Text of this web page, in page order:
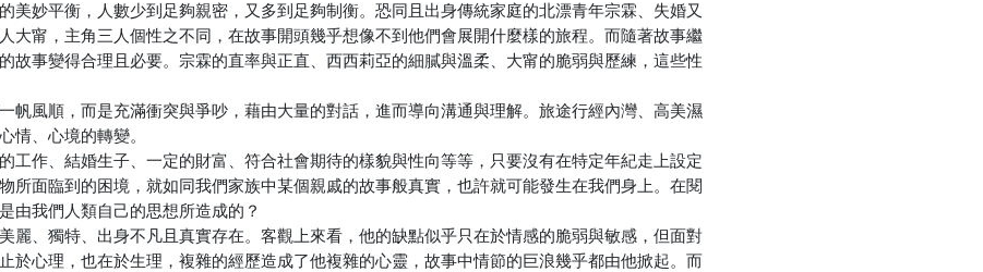
妙平衡，人數少到足夠親密，又多到足夠制衡。恐同且出身傳統家庭的北漂青年宗霖、失婚又
大甯，主角三人個性之不同，在故事開頭幾乎想像不到他們會展開什麼樣的旅程。而隨著故事繼
事變得合理且必要。宗霖的直率與正直、西西莉亞的細膩與溫柔、大甯的脆弱與歷練，這些性
帆風順，而是充滿衝突與爭吵，藉由大量的對話，進而導向溝通與理解。旅途行經內灣、高美濕
、心境的轉變。
工作、結婚生子、一定的財富、符合社會期待的樣貌與性向等等，只要沒有在特定年紀走上設定
面臨到的困境，就如同我們家族中某個親戚的故事般真實，也許就可能發生在我們身上。在閱
由我們人類自己的思想所造成的？
麗、獨特、出身不凡且真實存在。客觀上來看，他的缺點似乎只在於情感的脆弱與敏感，但面對
於心理，也在於生理，複雜的經歷造成了他複雜的心靈，故事中情節的巨浪幾乎都由他掀起。而